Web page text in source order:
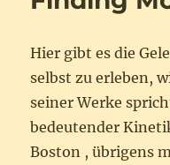
Hier gibt es die
selbst zu erleben,
seiner Werke
bedeutender
Boston , übrigens